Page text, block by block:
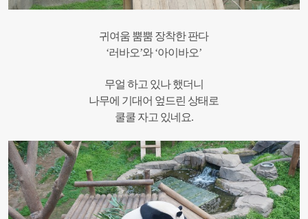
귀여움 뿜뿜 장착한 판다
‘러바오’와 ‘아이바오’
무얼 하고 있나 했더니
나무에 기대어 엎드린 상태로
쿨쿨 자고 있네요.